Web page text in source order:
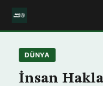
DÜNYA
İnsan